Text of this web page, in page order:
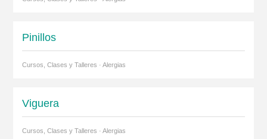
Pinillos
Cursos, Clases y Talleres · Alergias
Viguera
Cursos, Clases y Talleres · Alergias